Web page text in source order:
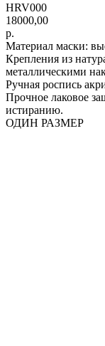
HRV000
18000,00
р.
Материал маски:
Крепления из
металлическими
Ручная роспись
Прочное лаковое
истиранию.
ОДИН РАЗМЕР